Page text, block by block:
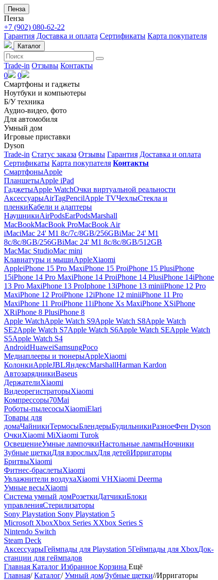
Пенза
Пенза
+7 (902) 080-62-22
Гарантия Доставка и оплата Сертификаты Карта покупателя
Каталог
Trade-in Отзывы Контакты
0
0
Смартфоны и гаджеты
Ноутбуки и компьютеры
Б/У техника
Аудио-видео, фото
Для автомобиля
Умный дом
Игровые приставки
Dyson
Trade-in Статус заказа Отзывы Гарантия Доставка и оплата
Сертификаты Карта покупателя Контакты
СмартфоныApple
ПланшетыApple iPad
ГаджетыApple WatchОчки виртуальной реальности
АксессуарыAirTagPencilApple TVЧехлыСтекла и
пленкиКабели и адаптеры
НаушникиAirPodsEarPodsMarshall
MacBookMacBook ProMacBook Air
iMaciMac 24' M1 8c/7c/8GB/256GBiMac 24' M1
8c/8c/8GB/256GBiMac 24' M1 8c/8c/8GB/512GB
MacMac StudioMac mini
Клавиатуры и мышиAppleXiaomi
AppleiPhone 15 Pro MaxiPhone 15 ProiPhone 15 PlusiPhone
15iPhone 14 Pro MaxiPhone 14 ProiPhone 14 PlusiPhone 14iPhone
13 Pro MaxiPhone 13 ProIphone 13iPhone 13 miniiPhone 12 Pro
MaxiPhone 12 ProiPhone 12iPhone 12 miniiPhone 11 Pro
MaxiPhone 11 ProiPhone 11iPhone Xs MaxiPhone XSiPhone
XRiPhone 8 PlusiPhone 8
Apple WatchApple Watch S9Apple Watch S8Apple Watch
SE2Apple Watch S7Apple Watch S6Apple Watch SEApple Watch
S5Apple Watch S4
AndroidHuaweiSamsungPoco
Медиаплееры и тюнерыAppleXiaomi
КолонкиAppleJBLЯндексMarshallHarman Kardon
АвтозарядникиBaseus
ДержателиXiaomi
ВидеорегистраторыXiaomi
Компрессоры70Mai
Роботы-пылесосыXiaomiElari
Товары для
домаЧайникиТермосыБлендерыБудильникиРазноеФен Dyson
ОчкиXiaomi MiXiaomi Turok
ОсвещениеУмные лампочкиНастольные лампыНочники
Зубные щеткиДля взрослыхДля детейИрригаторы
БритвыXiaomi
Фитнес-браслетыXiaomi
Увлажнители воздухаXiaomi VHXiaomi Deerma
Умные весыXiaomi
Система умный домРозеткиДатчикиБлоки
управленияСтерилизаторы
Sony Playstation Sony Playstation 5
Microsoft XboxXbox Series XXbox Series S
Nintendo Switch
Steam Deck
АксессуарыГеймпады для Playstation 5Геймпады для XboxДок-
станции для геймпадов
Главная Каталог Избранное Корзина Ещё
Главная/ Каталог/ Умный дом/Зубные щетки//Ирригаторы